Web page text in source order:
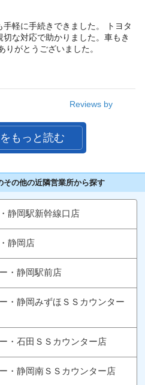
軽に手続きできました。 トヨタ
な対応で助かりました。車もき
がとうございました。
Reviews by
もっと読む
その他の近隣営業所から探す
静岡駅新幹線口店
静岡店
・静岡駅前店
・静岡みずほＳＳカウンター
・石田ＳＳカウンター店
・静岡南ＳＳカウンター店